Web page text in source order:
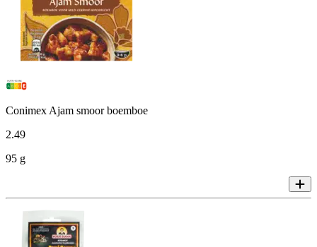
Conimex Ajam smoor boemboe
2.49
95 g